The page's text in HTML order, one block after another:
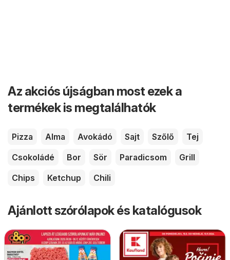
Az akciós újságban most ezek a
termékek is megtalálhatók
Pizza Alma Avokádó Sajt Szőlő
Tej
Csokoládé
Bor Sör Paradicsom
Grill
Chips
Ketchup Chili
Ajánlott szórólapok és katalógusok